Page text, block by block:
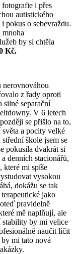
i přes
autistického
pokus o sebevraždu.
mnoha
by si chtěla
Kč.
nerovnováhou
z řady oproti
silné separační
V 6 letech
se přišlo na to,
a pocity velké
škole jsem se
pokusila dvakrát si
denních stacionářů,
které mi spíše
vysokou
dokážu se tak
jako
pravidelně
mě naplňují, ale
stability by mi velice
naučit líčit
mi tato nová